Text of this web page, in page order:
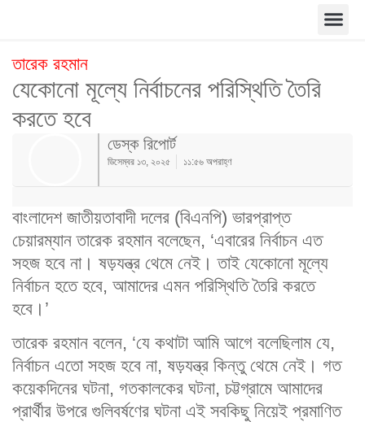
তারেক রহমান
যেকোনো মূল্যে নির্বাচনের পরিস্থিতি তৈরি
করতে হবে
ডেস্ক রিপোর্ট
ডিসেম্বর ১৩, ২০২৫ ১১:৫৬ অপরাহ্ণ
বাংলাদেশ জাতীয়তাবাদী দলের (বিএনপি) ভারপ্রাপ্ত
চেয়ারম্যান তারেক রহমান বলেছেন, ‘এবারের নির্বাচন এত
সহজ হবে না। ষড়যন্ত্র থেমে নেই। তাই যেকোনো মূল্যে
নির্বাচন হতে হবে, আমাদের এমন পরিস্থিতি তৈরি করতে
হবে।’
তারেক রহমান বলেন, ‘যে কথাটা আমি আগে বলেছিলাম যে,
নির্বাচন এতো সহজ হবে না, ষড়যন্ত্র কিন্তু থেমে নেই। গত
কয়েকদিনের ঘটনা, গতকালকের ঘটনা, চট্টগ্রামে আমাদের
প্রার্থীর উপরে গুলিবর্ষণের ঘটনা এই সবকিছু নিয়েই প্রমাণিত